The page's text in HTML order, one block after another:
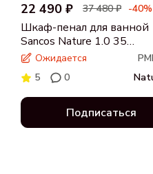
22 490 ₽ 37 480 ₽ -40%
Шкаф-пенал для ванной
Sancos Nature 1.0 35
универсальный, дуб
натуральный
Ожидается
5
0
Подписаться